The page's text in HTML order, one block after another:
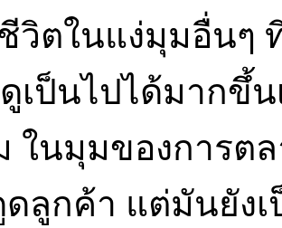
วิตในแง่มุมอื่นๆ
เป็นไปได้มากขึ้
ในมุมของการต
ดลูกค้า แต่มันยัง